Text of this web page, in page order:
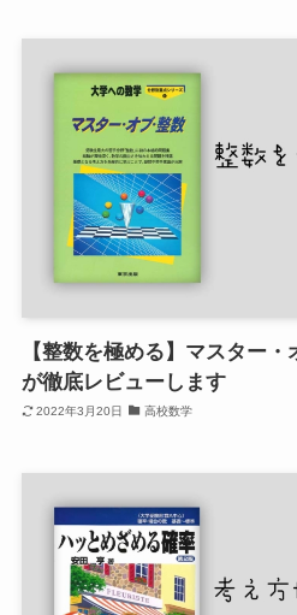
【整数を極める】マスター
が徹底レビューします
2022年3月20日 高校数学